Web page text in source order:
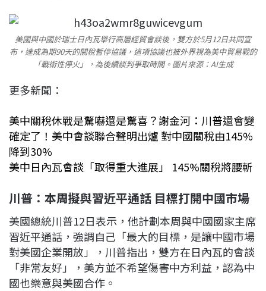
美國與中國於瑞士日內瓦舉行高層經貿會談後，雙方於5月12日共同宣
布，達成為期90天的關稅暫停協議，這項協議也被外界視為美中貿易戰的
「戰術性停火」，為後續談判爭取時間。圖片來源：AI生成
更多新聞：
美中關稅休戰是驚嚇還是驚喜？謝金河：川普還會變
確定了！美中會談聯合聲明出爐 對中國關稅由145%
降到30%
美中日內瓦會談「取得重大進展」 145%關稅將腰斬
川普：本周擬與習近平通話 目標打開中國市場
美國總統川普12日表示，他計劃本周與中國國家主席
習近平通話，強調自己「最大的目標，是讓中國市場
對美國企業開放」，川普指出，雙方在日內瓦的會談
「非常友好」，美方並不希望傷害中方利益，認為中
國也樂意與美國合作。